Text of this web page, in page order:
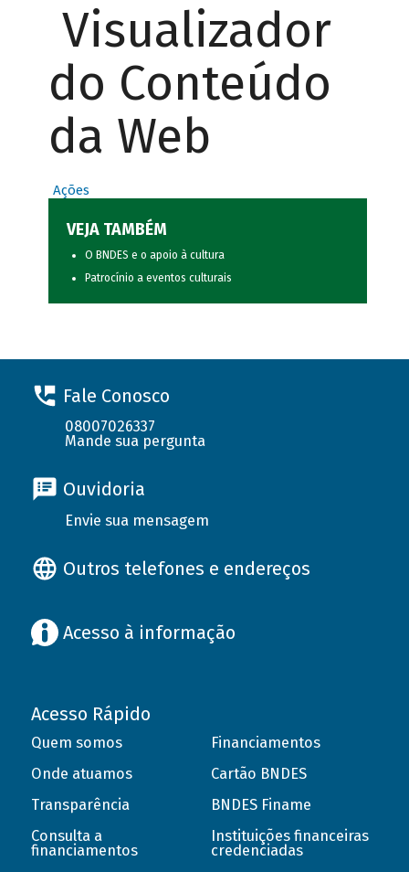
Visualizador
do Conteúdo
da Web
Ações
VEJA TAMBÉM
O BNDES e o apoio à cultura
Patrocínio a eventos culturais
Fale Conosco
08007026337
Mande sua pergunta
Ouvidoria
Envie sua mensagem
Outros telefones e endereços
Acesso à informação
Acesso Rápido
Quem somos
Onde atuamos
Transparência
Consulta a
financiamentos
Financiamentos
Cartão BNDES
BNDES Finame
Instituições financeiras
credenciadas